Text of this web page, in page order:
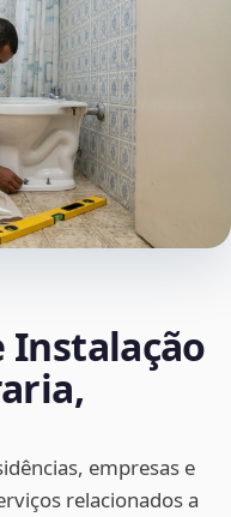
Instalação
empresas e
relacionados a